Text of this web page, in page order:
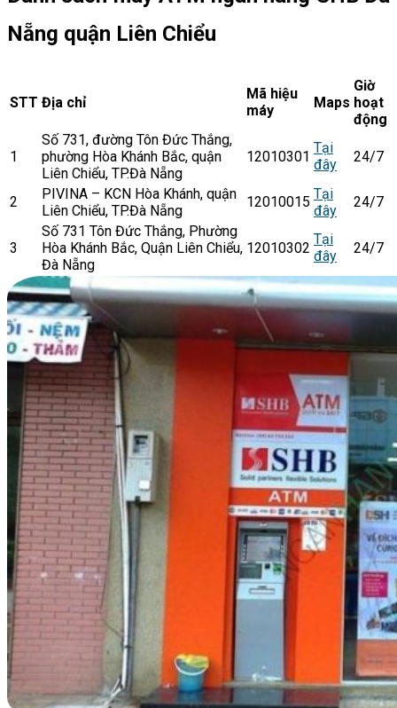
Nẵng quận Liên Chiểu
STT Địa chỉ
Mã hiệu
máy
Maps
Giờ
hoạt
động
1
Số 731, đường Tôn Đức Thắng,
phường Hòa Khánh Bắc, quận
Liên Chiểu, TP.Đà Nẵng
12010301
Tại
đây
24/7
2
PIVINA – KCN Hòa Khánh, quận
Liên Chiểu, TP.Đà Nẵng
12010015 Tại
đây
24/7
3
Số 731 Tôn Đức Thắng, Phường
Hòa Khánh Bắc, Quận Liên Chiểu,
Đà Nẵng
12010302
Tại
đây
24/7